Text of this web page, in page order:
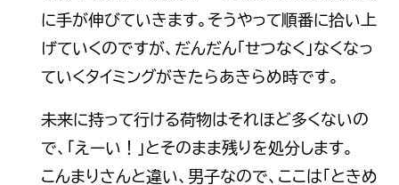
に手が伸びていきます。そうやって順番に拾い上
げていくのですが、だんだん「せつなく」なくなっ
ていくタイミングがきたらあきらめ時です。
未来に持って行ける荷物はそれほど多くないの
で、「えーい！」とそのまま残りを処分します。
こんまりさんと違い、男子なので、ここは「ときめ